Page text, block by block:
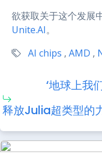
欲获取关于这个发展
Unite.AI。
AI chips , AMD ,
‘地球上我
释放Julia超类型的